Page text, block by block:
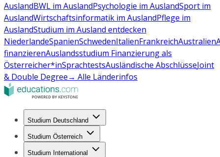
AuslandBWL im AuslandPsychologie im AuslandSport im
AuslandWirtschaftsinformatik im AuslandPflege im
AuslandStudium im Ausland entdecken
NiederlandeSpanienSchwedenItalienFrankreichAustralien
finanzierenAuslandsstudium Finanzierung als
Österreicher*inSprachtestsAusländische AbschlüsseJoint
& Double Degree→ Alle Länderinfos
Studium Deutschland
Studium Österreich
Studium International